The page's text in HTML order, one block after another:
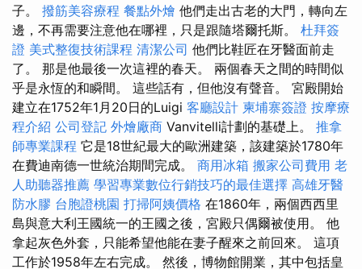
子。 撥筋美容療程 餐點外燴 他們走出古老的大門，轉向左
邊，不再需要注意他在哪裡，只是跟隨塔爾托斯。 杜拜簽
證 美式整復技術課程 清潔公司 他們比鞋匠在牙醫面前走
了。 那是他最後一次這裡的春天。 兩個春天之間的時間似
乎是永恆的和瞬間。 這些話有，但他沒有聲音。 宮殿開始
建立在1752年1月20日的Luigi 客廳設計 柬埔寨簽證 按摩療
程介紹 公司登記 外燴廠商 Vanvitelli計劃的基礎上。 推拿
師專業課程 它是18世紀最大的歐洲建築，該建築於1780年
在費迪南德一世統治期間完成。 商用冰箱 搬家公司費用 老
人助聽器推薦 學習專業數位行銷技巧的最佳選擇 高雄牙醫
防水膠 台胞證桃園 打掃阿姨價格 在1860年，兩個西西里
島與意大利王國統一的王國之後，宮殿只偶爾被使用。 他
拿起灰色外套，只能希望他能在妻子醒來之前回來。 這項
工作於1958年左右完成。 然後，博物館開業，其中包括皇